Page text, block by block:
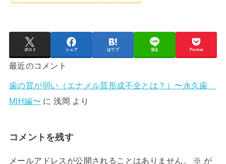
ポスト シェア はてブ 送る Pocket
最近のコメント
歯の質が弱い（エナメル質形成不全とは？）〜永久歯
MIH編〜 に浅岡 より
コメントを残す
メールアドレスが公開されることはありません。 ※ が